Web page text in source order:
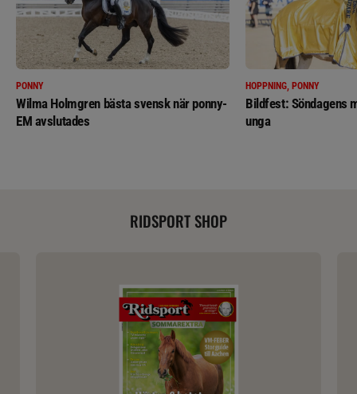
PONNY
Wilma Holmgren bästa svensk när ponny-
EM avslutades
HOPPNING, PONNY
Bildfest: Söndagens
unga
RIDSPORT SHOP